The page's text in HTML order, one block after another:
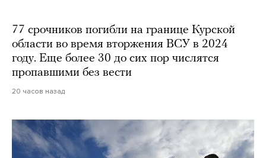
77 срочников погибли на границе Курской
области во время вторжения ВСУ в 2024
году. Еще более 30 до сих пор числятся
пропавшими без вести
20 часов назад